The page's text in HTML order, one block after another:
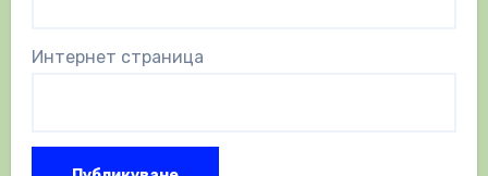
Интернет страница